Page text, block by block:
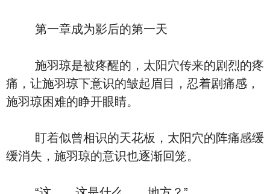
第一章成为影后的第一天
施羽琼是被疼醒的，太阳穴传来的剧烈的疼
痛，让施羽琼下意识的皱起眉目，忍着剧痛感，
施羽琼困难的睁开眼睛。
盯着似曾相识的天花板，太阳穴的阵痛感缓
缓消失，施羽琼的意识也逐渐回笼。